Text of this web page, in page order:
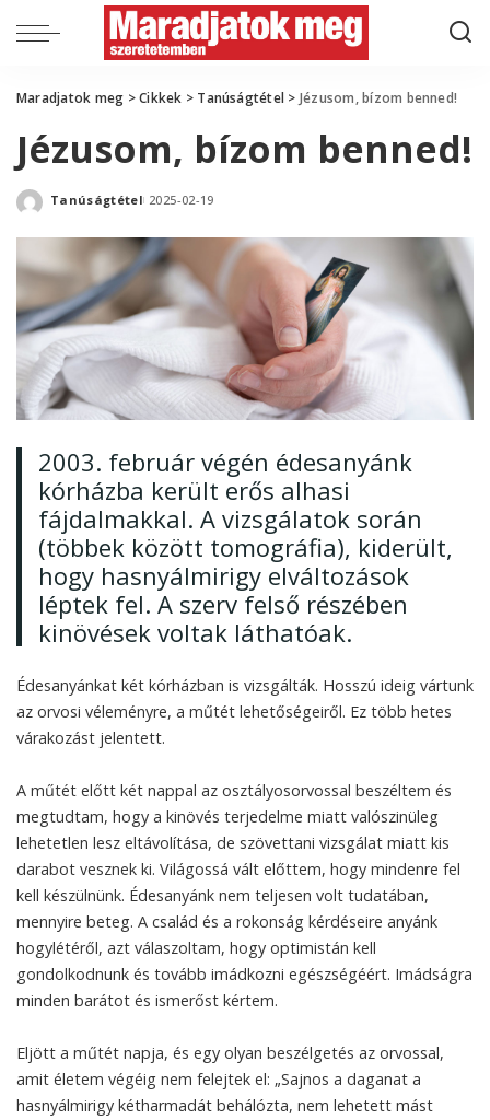
Maradjatok meg >Cikkek > Tanúságtétel > Jézusom, bízom benned!
Jézusom, bízom benned!
Posted
Tanúságtétel 2025-02-19
2003. február végén édesanyánk
kórházba került erős alhasi
fájdalmakkal. A vizsgálatok során
(többek között tomográfia), kiderült,
hogy hasnyálmirigy elváltozások
léptek fel. A szerv felső részében
kinövések voltak láthatóak.
Édesanyánkat két kórházban is vizsgálták. Hosszú ideig vártunk
az orvosi véleményre, a műtét lehetőségeiről. Ez több hetes
várakozást jelentett.
A műtét előtt két nappal az osztályosorvossal beszéltem és
megtudtam, hogy a kinövés terjedelme miatt valószinüleg
lehetetlen lesz eltávolítása, de szövettani vizsgálat miatt kis
darabot vesznek ki. Világossá vált előttem, hogy mindenre fel
kell készülnünk. Édesanyánk nem teljesen volt tudatában,
mennyire beteg. A család és a rokonság kérdéseire anyánk
hogylétéről, azt válaszoltam, hogy optimistán kell
gondolkodnunk és tovább imádkozni egészségéért. Imádságra
minden barátot és ismerőst kértem.
Eljött a műtét napja, és egy olyan beszélgetés az orvossal,
amit életem végéig nem felejtek el: „Sajnos a daganat a
hasnyálmirigy kétharmadát behálózta, nem lehetett mást